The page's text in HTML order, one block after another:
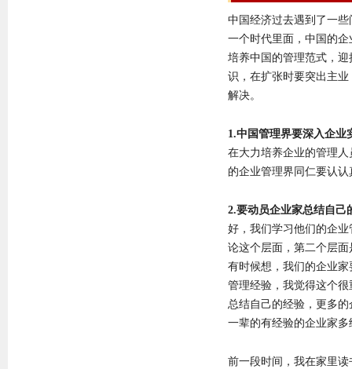
中国经济过去遇到了一
一个时代里面，中国的
培养中国的管理范式，
识，在扩张时要突出主
解决。
1.中国管理界要深入企业
在大力培养企业的管理
的企业管理界同仁要认
2.要动员企业家总结自己
好，我们学习他们的企
论这个层面，第二个层
有时候想，我们的企业
管理经验，我觉得这个
总结自己的经验，更多
一辈的有经验的企业家
前一段时间，我在家里